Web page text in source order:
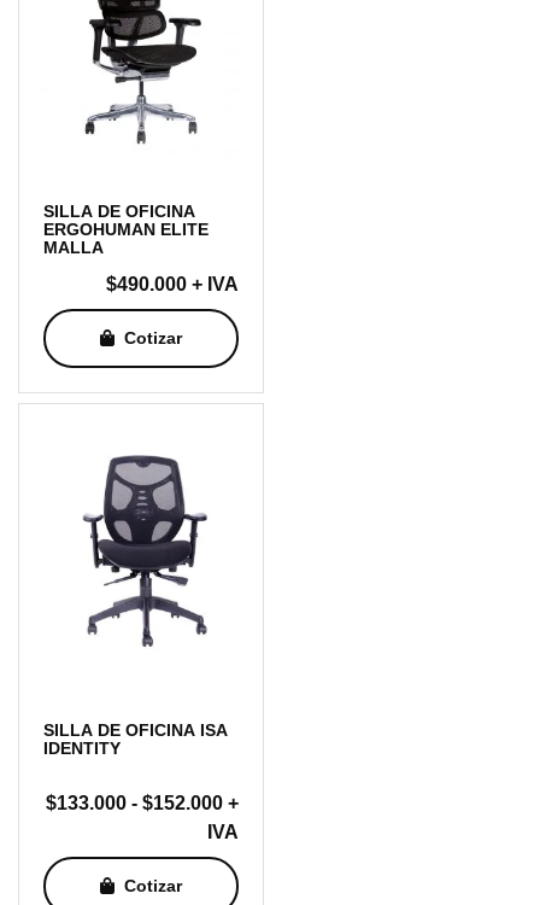
SILLA DE OFICINA
ERGOHUMAN ELITE
MALLA
$490.000 + IVA
Cotizar
SILLA DE OFICINA ISA
IDENTITY
$133.000 - $152.000Rango
de
precios:
desde
+
IVA
Cotizar